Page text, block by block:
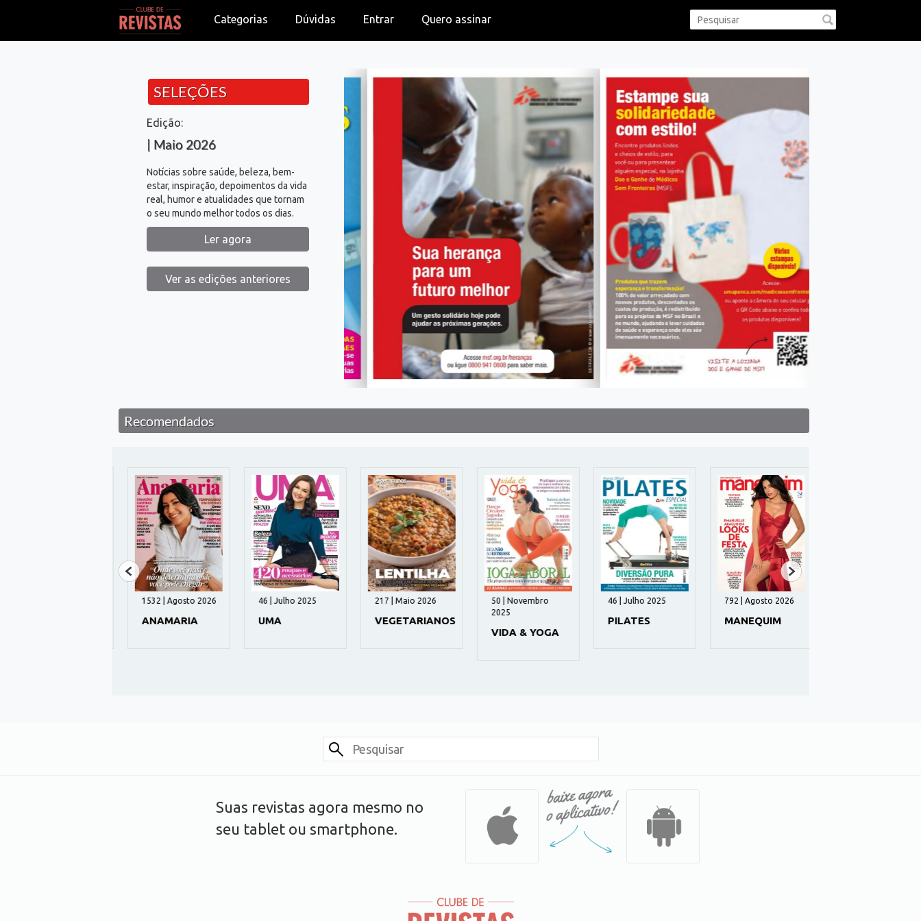
Categorias Dúvidas Entrar Quero assinar
SELEÇÕES
Edição:
| Maio 2026
Notícias sobre saúde, beleza, bem-
estar, inspiração, depoimentos da vida
real, humor e atualidades que tornam
o seu mundo melhor todos os dias.
Ler agora
Ver as edições anteriores
Recomendados
1532 | Agosto 2026
ANAMARIA
46 | Julho 2025
UMA
217 | Maio 2026
VEGETARIANOS
50 | Novembro
2025
VIDA & YOGA
46 | Julho 2025
PILATES
792 | Agosto 2026
MANEQUIM
Suas revistas agora mesmo no
seu tablet ou smartphone.